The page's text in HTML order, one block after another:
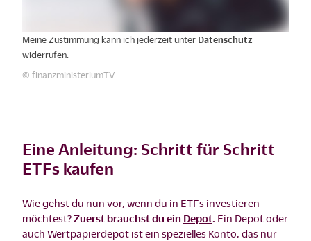
Meine Zustimmung kann ich jederzeit unter Datenschutz
widerrufen.
© finanzministeriumTV
Eine Anleitung: Schritt für Schritt
ETFs kaufen
Wie gehst du nun vor, wenn du in ETFs investieren
möchtest? Zuerst brauchst du ein Depot Ein Depot oder
auch Wertpapierdepot ist ein spezielles Konto, das nur